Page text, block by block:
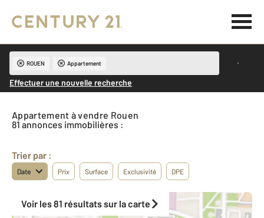
ROUEN Appartement
Effectuer une nouvelle recherche
Appartement à vendre Rouen
81 annonces immobilières :
Trier par :
Date Prix Surface Exclusivité DPE
Voir les 81 résultats sur la carte